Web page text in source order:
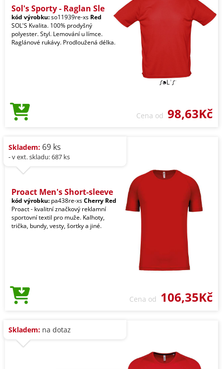
Sol's Sporty - Raglan Sle
kód výrobku:so11939re-xs Red
SOL'S Kvalita. 100% prodyšný
polyester. Styl. Lemování u límce.
Raglánové rukávy. Prodloužená délka.
Cena od 98,63Kč
Skladem: 69 ks
- v ext. skladu: 687 ks
Proact Men's Short-sleeve
kód výrobku: pa438re-xsCherry Red
Proact - kvalitní značkový reklamní
sportovní textil pro muže. Kalhoty,
trička, bundy, vesty, šortky a jiné.
Cena od 106,35Kč
Skladem: na dotaz